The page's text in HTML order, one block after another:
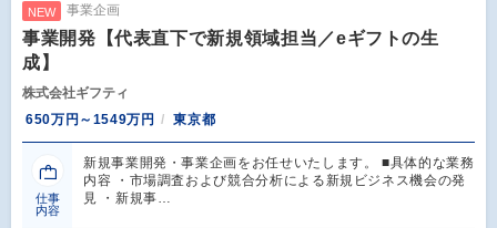
NEW 事業企画
事業開発【代表直下で新規領域担当／eギフトの生
成】
株式会社ギフティ
650万円～1549万円
東京都
仕事
内容
新規事業開発・事業企画をお任せいたします。 ■具体的な業務
内容 ・市場調査および競合分析による新規ビジネス機会の発
見 ・新規事…